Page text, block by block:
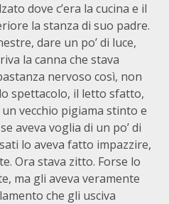
dove c’era la cucina e il
la stanza di suo padre.
dare un po’ di luce,
la canna che stava
nervoso così, non
spettacolo, il letto sfatto,
vecchio pigiama stinto e
aveva voglia di un po’ di
lo aveva fatto impazzire,
Ora stava zitto. Forse lo
ma gli aveva veramente
che gli usciva